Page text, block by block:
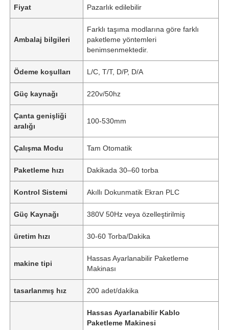
Fiyat Pazarlık edilebilir
Ambalaj bilgileri
Farklı taşıma modlarına göre farklı
paketleme yöntemleri
benimsenmektedir.
Ödeme koşulları L/C, T/T, D/P, D/A
Güç kaynağı 220v/50hz
Çanta genişliği
aralığı
100-530mm
Çalışma Modu Tam Otomatik
Paketleme hızı Dakikada 30–60 torba
Kontrol Sistemi Akıllı Dokunmatik Ekran PLC
Güç Kaynağı 380V 50Hz veya özelleştirilmiş
üretim hızı 30-60 Torba/Dakika
makine tipi
Hassas Ayarlanabilir Paketleme
Makinası
tasarlanmış hız 200 adet/dakika
Hassas Ayarlanabilir Kablo
Paketleme Makinesi